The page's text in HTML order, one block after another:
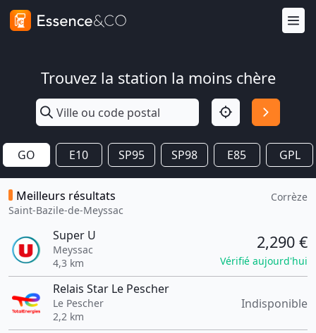
Trouvez la station la moins chère
GO E10 SP95 SP98 E85 GPL
Meilleurs résultats
Saint-Bazile-de-Meyssac
Corrèze
Super U
Meyssac
4,3 km
2,290 €
Vérifié aujourd'hui
Relais Star Le Pescher
Le Pescher
2,2 km
Indisponible